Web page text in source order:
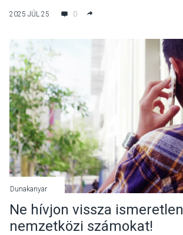
motorbalesetnél
2025 JÚL 25 0
Dunakanyar
Ne hívjon vissza ismeretlen
nemzetközi számokat!